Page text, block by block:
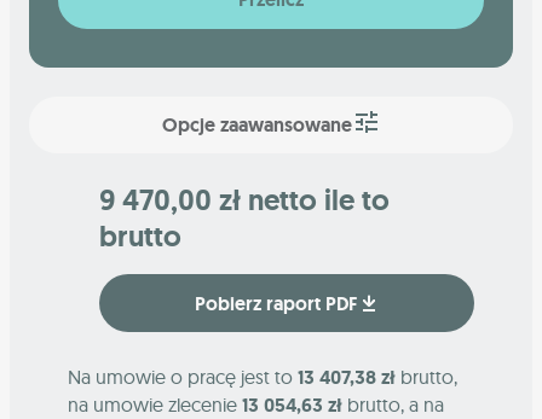
Opcje zaawansowane
9 470,00 zł netto ile to
brutto
Pobierz raport PDF
Na umowie o pracę jest to 13 407,38 zł brutto,
na umowie zlecenie 13 054,63 zł brutto, a na